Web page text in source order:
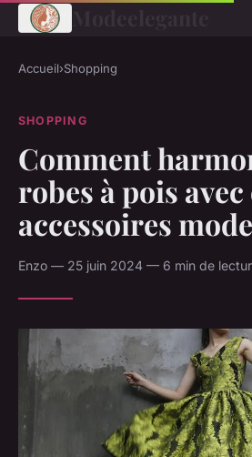
Accueil›Shopping
SHOPPING
Comment
robes à pois avec
accessoires
Enzo — 25 juin 2024 — 6 min de